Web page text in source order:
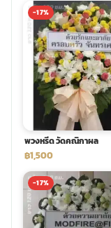
-17%
พวงหรีด วัดคณิกาผล
฿1,500
-17%